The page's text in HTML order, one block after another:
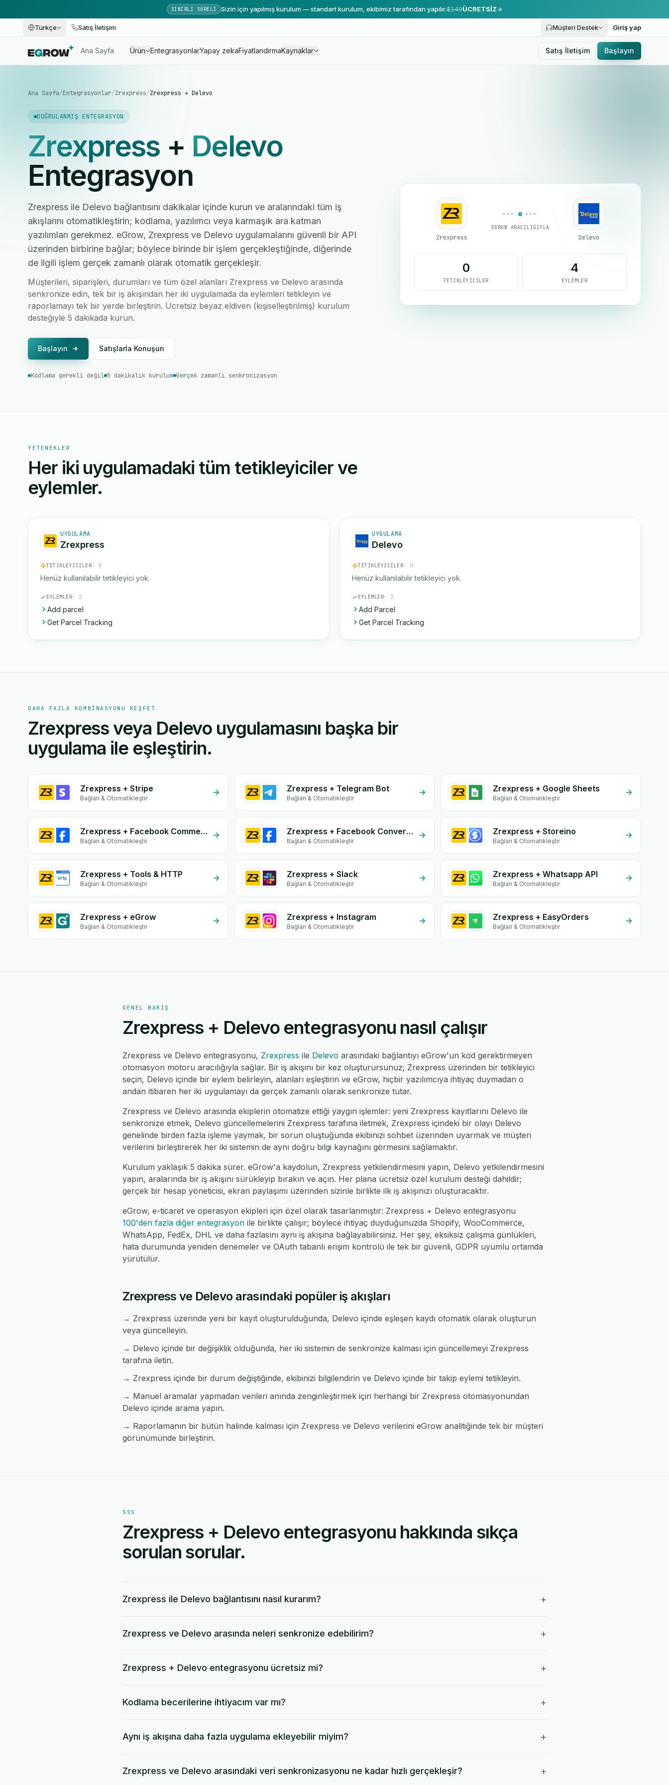
SINIRLI SÜRELI Sizin için yapılmış kurulum — standart kurulum, ekibimiz tarafından yapılır.$149ÜCRETSİZ
Türkçe Satış İletişim Müşteri Destek Giriş yap
Ana Sayfa Ürün EntegrasyonlarYapay zekaFiyatlandırmaKaynaklar Satış İletişim Başlayın
Ana Sayfa/Entegrasyonlar/Zrexpress/Zrexpress + Delevo
DOĞRULANMIŞ ENTEGRASYON
Zrexpress + Delevo
Entegrasyon
Zrexpress ile Delevo bağlantısını dakikalar içinde kurun ve aralarındaki tüm iş
akışlarını otomatikleştirin; kodlama, yazılımcı veya karmaşık ara katman
yazılımları gerekmez. eGrow, Zrexpress ve Delevo uygulamalarını güvenli bir API
üzerinden birbirine bağlar; böylece birinde bir işlem gerçekleştiğinde, diğerinde
de ilgili işlem gerçek zamanlı olarak otomatik gerçekleşir.
Müşterileri, siparişleri, durumları ve tüm özel alanları Zrexpress ve Delevo arasında
senkronize edin, tek bir iş akışından her iki uygulamada da eylemleri tetikleyin ve
raporlamayı tek bir yerde birleştirin. Ücretsiz beyaz eldiven (kişiselleştirilmiş) kurulum
desteğiyle 5 dakikada kurun.
Başlayın Satışlarla Konuşun
Kodlama gerekli değil 5 dakikalık kurulum Gerçek zamanlı senkronizasyon
Zrexpress
EGROW ARACILIĞIYLA
Delevo
0
TETIKLEYICILER
4
EYLEMLER
YETENEKLER
Her iki uygulamadaki tüm tetikleyiciler ve
eylemler.
UYGULAMA
Zrexpress
TETIKLEYICILER· 0
Henüz kullanılabilir tetikleyici yok.
EYLEMLER· 2
Add parcel
Get Parcel Tracking
UYGULAMA
Delevo
TETIKLEYICILER· 0
Henüz kullanılabilir tetikleyici yok.
EYLEMLER· 2
Add Parcel
Get Parcel Tracking
DAHA FAZLA KOMBINASYONU KEŞFET
Zrexpress veya Delevo uygulamasını başka bir
uygulama ile eşleştirin.
Zrexpress + Stripe
Bağlan & Otomatikleştir
Zrexpress + Telegram Bot
Bağlan & Otomatikleştir
Zrexpress + Google Sheets
Bağlan & Otomatikleştir
Zrexpress + Facebook Commerce
Bağlan & Otomatikleştir
Zrexpress + Facebook Conversion API (CAPI)
Bağlan & Otomatikleştir
Zrexpress + Storeino
Bağlan & Otomatikleştir
Zrexpress + Tools & HTTP
Bağlan & Otomatikleştir
Zrexpress + Slack
Bağlan & Otomatikleştir
Zrexpress + Whatsapp API
Bağlan & Otomatikleştir
Zrexpress + eGrow
Bağlan & Otomatikleştir
Zrexpress + Instagram
Bağlan & Otomatikleştir
Zrexpress + EasyOrders
Bağlan & Otomatikleştir
GENEL BAKIŞ
Zrexpress + Delevo entegrasyonu nasıl çalışır
Zrexpress ve Delevo entegrasyonu, Zrexpress ile Delevo arasındaki bağlantıyı eGrow'un kod gerektirmeyen
otomasyon motoru aracılığıyla sağlar. Bir iş akışını bir kez oluşturursunuz; Zrexpress üzerinden bir tetikleyici
seçin, Delevo içinde bir eylem belirleyin, alanları eşleştirin ve eGrow, hiçbir yazılımcıya ihtiyaç duymadan o
andan itibaren her iki uygulamayı da gerçek zamanlı olarak senkronize tutar.
Zrexpress ve Delevo arasında ekiplerin otomatize ettiği yaygın işlemler: yeni Zrexpress kayıtlarını Delevo ile
senkronize etmek, Delevo güncellemelerini Zrexpress tarafına iletmek, Zrexpress içindeki bir olayı Delevo
genelinde birden fazla işleme yaymak, bir sorun oluştuğunda ekibinizi sohbet üzerinden uyarmak ve müşteri
verilerini birleştirerek her iki sistemin de aynı doğru bilgi kaynağını görmesini sağlamaktır.
Kurulum yaklaşık 5 dakika sürer. eGrow'a kaydolun, Zrexpress yetkilendirmesini yapın, Delevo yetkilendirmesini
yapın, aralarında bir iş akışını sürükleyip bırakın ve açın. Her plana ücretsiz özel kurulum desteği dahildir;
gerçek bir hesap yöneticisi, ekran paylaşımı üzerinden sizinle birlikte ilk iş akışınızı oluşturacaktır.
eGrow, e-ticaret ve operasyon ekipleri için özel olarak tasarlanmıştır: Zrexpress + Delevo entegrasyonu
100'den fazla diğer entegrasyon ile birlikte çalışır; böylece ihtiyaç duyduğunuzda Shopify, WooCommerce,
WhatsApp, FedEx, DHL ve daha fazlasını aynı iş akışına bağlayabilirsiniz. Her şey, eksiksiz çalışma günlükleri,
hata durumunda yeniden denemeler ve OAuth tabanlı erişim kontrolü ile tek bir güvenli, GDPR uyumlu ortamda
yürütülür.
Zrexpress ve Delevo arasındaki popüler iş akışları
→ Zrexpress üzerinde yeni bir kayıt oluşturulduğunda, Delevo içinde eşleşen kaydı otomatik olarak oluşturun
veya güncelleyin.
→ Delevo içinde bir değişiklik olduğunda, her iki sistemin de senkronize kalması için güncellemeyi Zrexpress
tarafına iletin.
→ Zrexpress içinde bir durum değiştiğinde, ekibinizi bilgilendirin ve Delevo içinde bir takip eylemi tetikleyin.
→ Manuel aramalar yapmadan verileri anında zenginleştirmek için herhangi bir Zrexpress otomasyonundan
Delevo içinde arama yapın.
→ Raporlamanın bir bütün halinde kalması için Zrexpress ve Delevo verilerini eGrow analitiğinde tek bir müşteri
görünümünde birleştirin.
SSS
Zrexpress + Delevo entegrasyonu hakkında sıkça
sorulan sorular.
Zrexpress ile Delevo bağlantısını nasıl kurarım? +
Zrexpress ve Delevo arasında neleri senkronize edebilirim? +
Zrexpress + Delevo entegrasyonu ücretsiz mi? +
Kodlama becerilerine ihtiyacım var mı? +
Aynı iş akışına daha fazla uygulama ekleyebilir miyim? +
Zrexpress ve Delevo arasındaki veri senkronizasyonu ne kadar hızlı gerçekleşir? +